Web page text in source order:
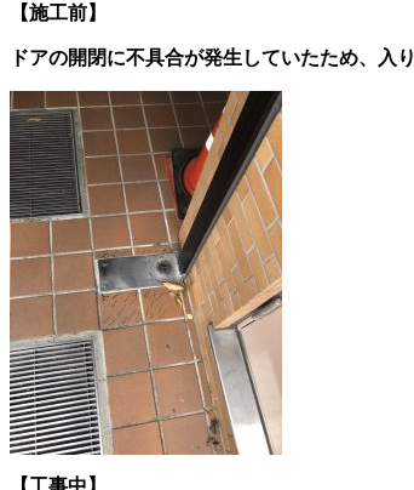
【施工前】
ドアの開閉に不具合が発生していたため、入
【工事中】